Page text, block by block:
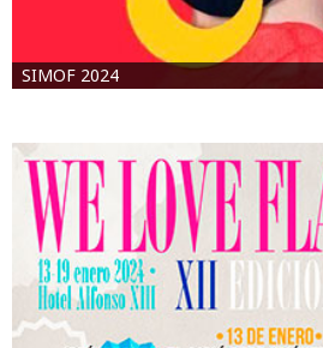
SIMOF 2024